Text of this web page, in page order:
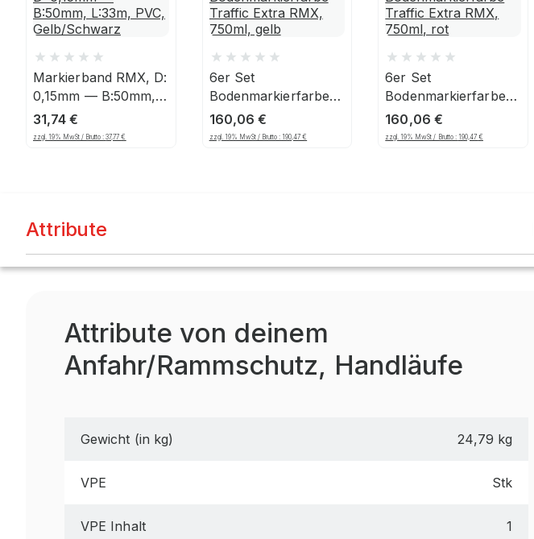
Markierband RMX, D:
0,15mm — B:50mm,
L:33m, PVC,
Gelb/Schwarz
31,74€
zzgl. 19% MwSt / Brutto :37,77€
6er Set
Bodenmarkierfarbe
Traffic Extra RMX,
750ml, gelb
160,06€
zzgl. 19% MwSt / Brutto : 190,47€
6er Set
Bodenmarkierfarbe
Traffic Extra RMX,
750ml, rot
160,06 €
zzgl. 19% MwSt / Brutto : 190,47 €
Attribute
Attribute von deinem
Anfahr/Rammschutz, Handläufe
Gewicht (in kg) 24,79 kg
VPE Stk
VPE Inhalt 1